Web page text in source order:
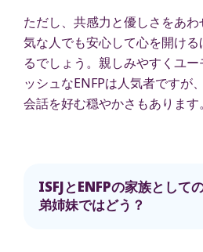
ただし、共感力と優しさをあ
気な人でも安心して心を開け
るでしょう。親しみやすくユ
ッシュなENFPは人気者ですが
会話を好む穏やかさもあります。
ISFJとENFPの家族として
弟姉妹ではどう？